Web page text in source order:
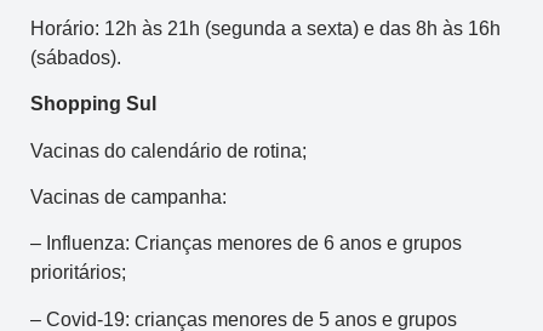
Horário: 12h às 21h (segunda a sexta) e das 8h às 16h
(sábados).
Shopping Sul
Vacinas do calendário de rotina;
Vacinas de campanha:
– Influenza: Crianças menores de 6 anos e grupos
prioritários;
– Covid-19: crianças menores de 5 anos e grupos